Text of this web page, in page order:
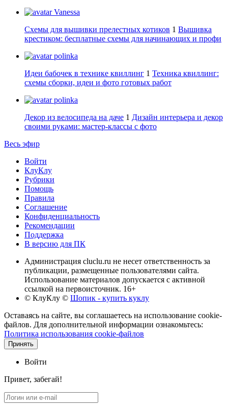
Vanessa
Схемы для вышивки прелестных котиков 1 Вышивка
крестиком: бесплатные схемы для начинающих и профи
polinka
Идеи бабочек в технике квиллинг 1 Техника квиллинг:
схемы сборки, идеи и фото готовых работ
polinka
Декор из велосипеда на даче 1 Дизайн интерьера и декор
своими руками: мастер-классы с фото
Весь эфир
Войти
КлуКлу
Рубрики
Помощь
Правила
Соглашение
Конфиденциальность
Рекомендации
Поддержка
В версию для ПК
Администрация cluclu.ru не несет ответственность за
публикации, размещенные пользователями сайта.
Использование материалов допускается с активной
ссылкой на первоисточник. 16+
© КлуКлу © Шопик - купить куклу
Оставаясь на сайте, вы соглашаетесь на использование cookie-
файлов. Для дополнительной информации ознакомьтесь:
Политика использования cookie-файлов
Принять
Войти
Привет, забегай!